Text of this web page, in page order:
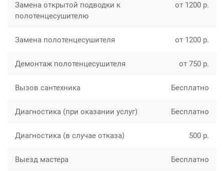
Замена открытой подводки к
полотенцесушителю
от 1200 р.
Замена полотенцесушителя от 1200 р.
Демонтаж полотенцесушителя от 750 р.
Вызов сантехника Бесплатно
Диагностика (при оказании услуг) Бесплатно
Диагностика (в случае отказа) 500 р.
Выезд мастера Бесплатно